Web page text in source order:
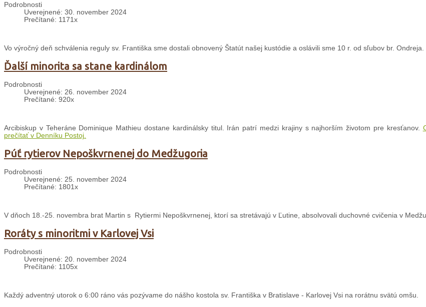
Podrobnosti
Uverejnené: 30. november 2024
Prečítané: 1171x
Vo výročný deň schválenia reguly sv. Františka sme dostali obnovený Štatút našej kustódie a oslávili sme 10 r. od sľubov br. Ondreja.
Ďalší minorita sa stane kardinálom
Podrobnosti
Uverejnené: 26. november 2024
Prečítané: 920x
Arcibiskup v Teheráne Dominique Mathieu dostane kardinálsky titul. Irán patrí medzi krajiny s najhorším životom pre kresťanov.
prečítať v Denníku Postoj.
Púť rytierov Nepoškvrnenej do Medžugoria
Podrobnosti
Uverejnené: 25. november 2024
Prečítané: 1801x
V dňoch 18.-25. novembra brat Martin s Rytiermi Nepoškvrnenej, ktorí sa stretávajú v Ľutine, absolvovali duchovné cvičenia v
Roráty s minoritmi v Karlovej Vsi
Podrobnosti
Uverejnené: 20. november 2024
Prečítané: 1105x
Každý adventný utorok o 6:00 ráno vás pozývame do nášho kostola sv. Františka v Bratislave - Karlovej Vsi na rorátnu svätú omšu.